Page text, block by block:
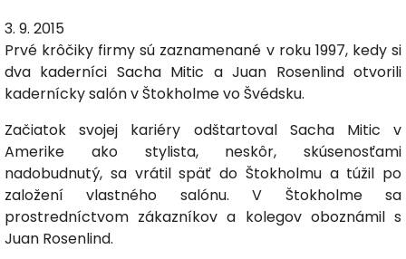
3. 9. 2015
Prvé krôčiky firmy sú zaznamenané v roku 1997, kedy si
dva kaderníci Sacha Mitic a Juan Rosenlind otvorili
kadernícky salón v Štokholme vo Švédsku.
Začiatok svojej kariéry odštartoval Sacha Mitic v
Amerike ako stylista, neskôr, skúsenosťami
nadobudnutý, sa vrátil späť do Štokholmu a túžil po
založení vlastného salónu. V Štokholme sa
prostredníctvom zákazníkov a kolegov oboznámil s
Juan Rosenlind.